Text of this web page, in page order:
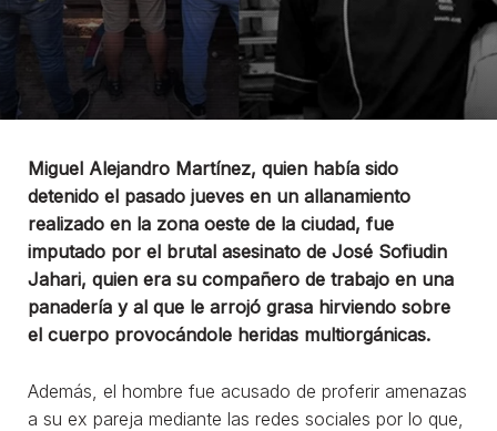
Miguel Alejandro Martínez, quien había sido
detenido el pasado jueves en un allanamiento
realizado en la zona oeste de la ciudad, fue
imputado por el brutal asesinato de José Sofiudin
Jahari, quien era su compañero de trabajo en una
panadería y al que le arrojó grasa hirviendo sobre
el cuerpo provocándole heridas multiorgánicas.
Además, el hombre fue acusado de proferir amenazas
a su ex pareja mediante las redes sociales por lo que,